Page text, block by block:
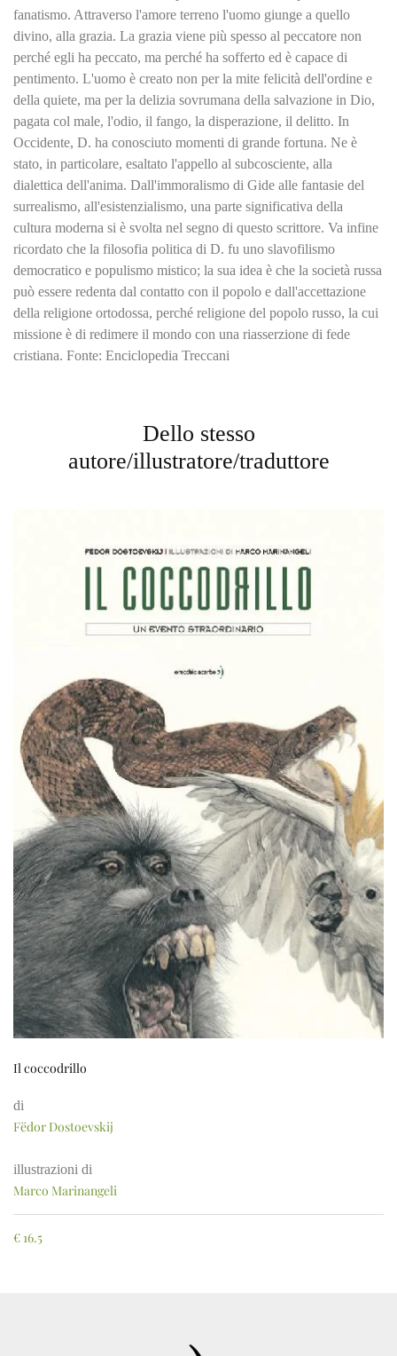
fanatismo. Attraverso l'amore terreno l'uomo giunge a quello
divino, alla grazia. La grazia viene più spesso al peccatore non
perché egli ha peccato, ma perché ha sofferto ed è capace di
pentimento. L'uomo è creato non per la mite felicità dell'ordine e
della quiete, ma per la delizia sovrumana della salvazione in Dio,
pagata col male, l'odio, il fango, la disperazione, il delitto. In
Occidente, D. ha conosciuto momenti di grande fortuna. Ne è
stato, in particolare, esaltato l'appello al subcosciente, alla
dialettica dell'anima. Dall'immoralismo di Gide alle fantasie del
surrealismo, all'esistenzialismo, una parte significativa della
cultura moderna si è svolta nel segno di questo scrittore. Va infine
ricordato che la filosofia politica di D. fu uno slavofilismo
democratico e populismo mistico; la sua idea è che la società russa
può essere redenta dal contatto con il popolo e dall'accettazione
della religione ortodossa, perché religione del popolo russo, la cui
missione è di redimere il mondo con una riasserzione di fede
cristiana. Fonte: Enciclopedia Treccani
Dello stesso
autore/illustratore/traduttore
Il coccodrillo
di
Fëdor Dostoevskij
illustrazioni di
Marco Marinangeli
€ 16.5